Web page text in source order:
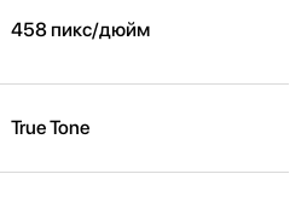
458 пикс/дюйм
True Tone